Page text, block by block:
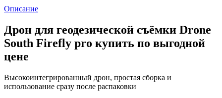
Описание
Дрон для геодезической съёмки Drone
South Firefly pro купить по выгодной
цене
Высокоинтегрированный дрон, простая сборка и
использование сразу после распаковки